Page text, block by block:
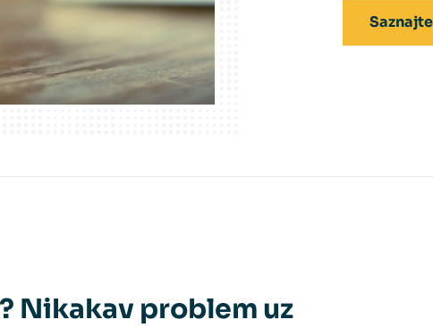
Nikakav problem uz